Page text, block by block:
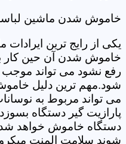
خاموش شدن ماشین
یکی از رایج ترین
خاموش شدن آن حین کار
رفع نشود می تواند
شود.مهم ترین دلیل
می تواند مربوط به
پارازیت گیر دستگاه
دستگاه خاموش خواهد
شوند سلامت المنت